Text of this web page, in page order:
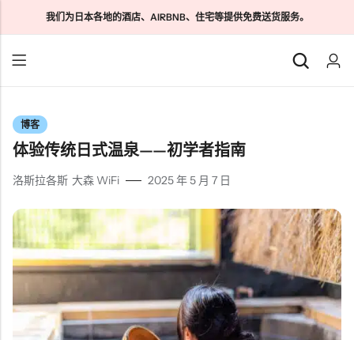
我们为日本各地的酒店、AIRBNB、住宅等提供免费送货服务。
博客
体验传统日式温泉——初学者指南
洛斯拉各斯 大森 WiFi 2025 年 5 月 7 日
日本游客SIM卡
家庭 WiFi 无限量
关于我们
隐私政策
条款和条件